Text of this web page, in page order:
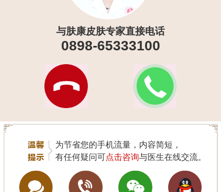
与肤康皮肤专家直接电话
0898-65333100
为节省您的手机流量，内容简短，
有任何疑问可点击咨询与医生在线交流。